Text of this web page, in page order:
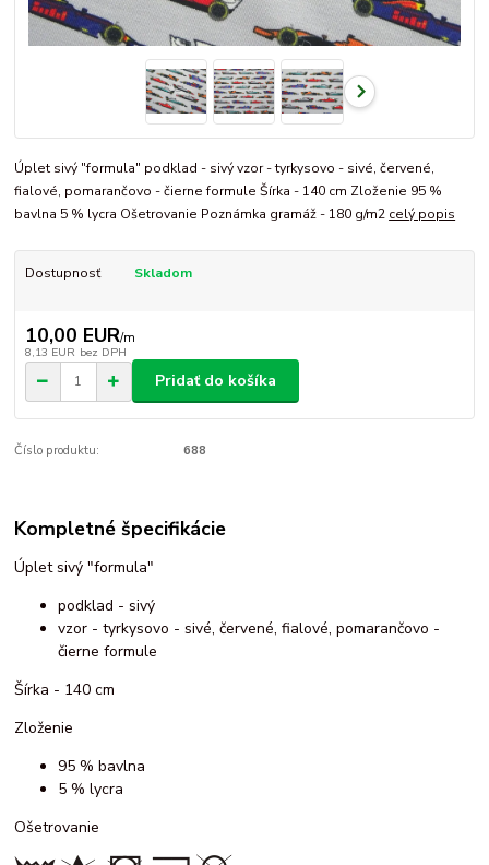
Úplet sivý "formula" podklad - sivý vzor - tyrkysovo - sivé, červené,
fialové, pomarančovo - čierne formule Šírka - 140 cm Zloženie 95 %
bavlna 5 % lycra Ošetrovanie Poznámka gramáž - 180 g/m2 celý popis
Dostupnosť Skladom
10,00 EUR/m
8,13 EUR bez DPH
Pridať do košíka
Číslo produktu: 688
Kompletné špecifikácie
Úplet sivý "formula"
podklad - sivý
vzor - tyrkysovo - sivé, červené, fialové, pomarančovo -
čierne formule
Šírka - 140 cm
Zloženie
95 % bavlna
5 % lycra
Ošetrovanie